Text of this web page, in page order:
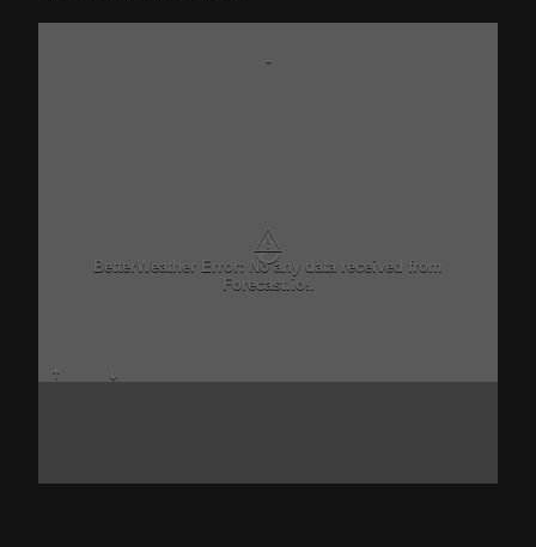
-
⚠
BetterWeather Error: No any data received from
Forecast.io!.